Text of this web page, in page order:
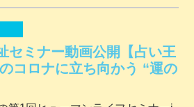
セミナー動画公開【占い王
コロナに立ち向かう “運の